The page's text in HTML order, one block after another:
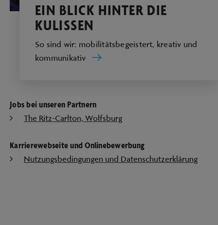
EIN BLICK HINTER DIE
KULISSEN
So sind wir: mobilitätsbegeistert, kreativ und
kommunikativ
Jobs bei unseren Partnern
The Ritz-Carlton, Wolfsburg
Karrierewebseite und Onlinebewerbung
Nutzungsbedingungen und Datenschutzerklärung